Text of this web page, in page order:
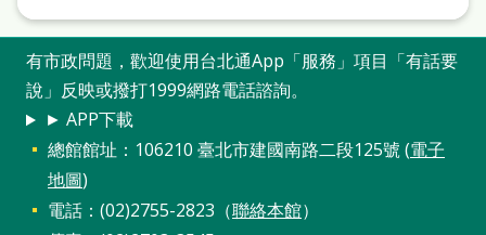
答
加
入
市
圖
網
有市政問題，歡迎使用台北通App「服務」項目「有話要
說」反映或撥打1999網路電話諮詢。
► APP下載
總館館址：106210 臺北市建國南路二段125號 (電子
地圖)
電話：(02)2755-2823（聯絡本館）